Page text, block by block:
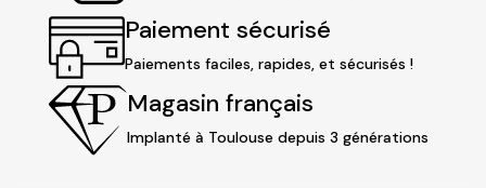
Paiement sécurisé
Paiements faciles, rapides, et sécurisés !
Magasin français
Implanté à Toulouse depuis 3 générations